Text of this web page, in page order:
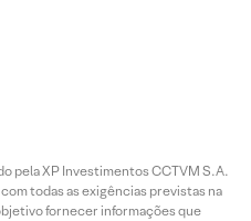
pela XP Investimentos CCTVM S.A.
todas as exigências previstas na
fornecer informações que